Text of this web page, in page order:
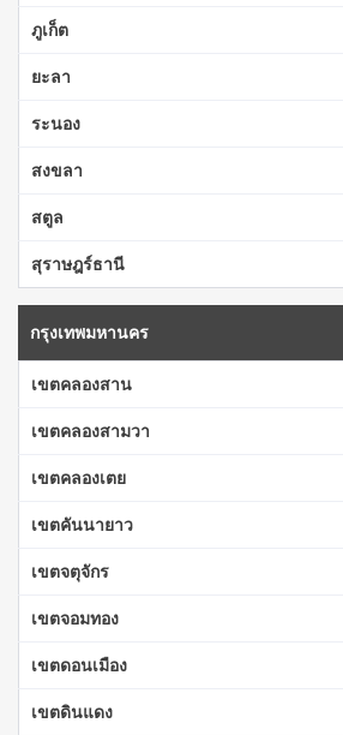
ภูเก็ต
ยะลา
ระนอง
สงขลา
สตูล
สุราษฎร์ธานี
กรุงเทพมหานคร
เขตคลองสาน
เขตคลองสามวา
เขตคลองเตย
เขตคันนายาว
เขตจตุจักร
เขตจอมทอง
เขตดอนเมือง
เขตดินแดง